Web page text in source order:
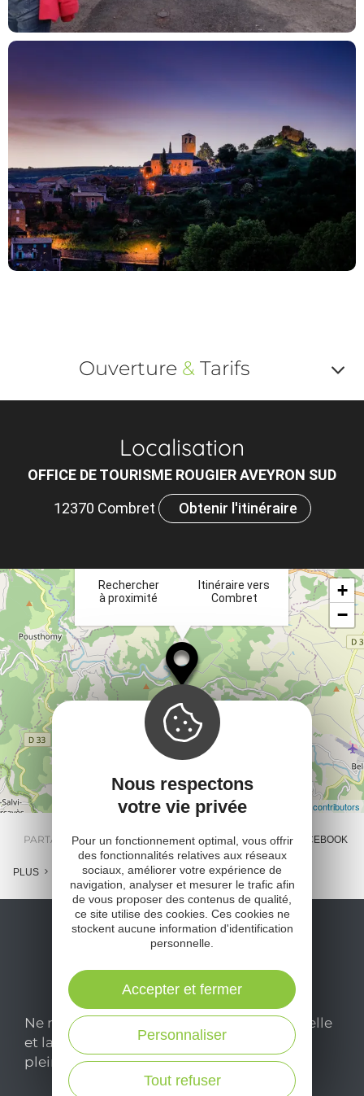
Ouverture & Tarifs
Localisation
OFFICE DE TOURISME ROUGIER AVEYRON SUD
12370 Combret
Obtenir l'itinéraire
Rechercher
à proximité
Itinéraire vers
Combret
+
−
Leaflet | Map data © OpenStreetMap contributors
PARTAGER : E-MAIL MESSENGER FACEBOOK
PLUS
Ne manquez pas notre newsletter mensuelle
et laissez-vous inspirer pour profiter
pleinement de votre séjour en Aveyron.
Nous respectons
votre vie privée
Pour un fonctionnement optimal, vous offrir
des fonctionnalités relatives aux réseaux
sociaux, améliorer votre expérience de
navigation, analyser et mesurer le trafic afin
de vous proposer des contenus de qualité,
ce site utilise des cookies. Ces cookies ne
stockent aucune information d'identification
personnelle.
Tout refuser
Personnaliser
Accepter et fermer